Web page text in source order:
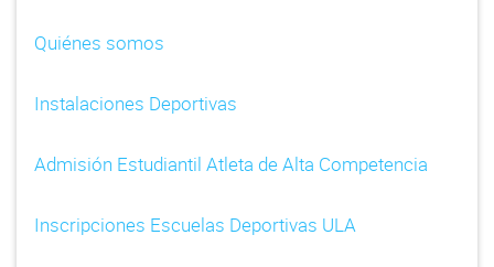
a
Quiénes somos
Instalaciones Deportivas
Admisión Estudiantil Atleta de Alta Competencia
Inscripciones Escuelas Deportivas ULA